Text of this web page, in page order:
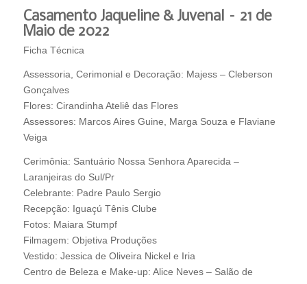
Casamento Jaqueline & Juvenal – 21 de
Maio de 2022
Ficha Técnica
Assessoria, Cerimonial e Decoração: Majess – Cleberson
Gonçalves
Flores: Cirandinha Ateliê das Flores
Assessores: Marcos Aires Guine, Marga Souza e Flaviane
Veiga
Cerimônia: Santuário Nossa Senhora Aparecida –
Laranjeiras do Sul/Pr
Celebrante: Padre Paulo Sergio
Recepção: Iguaçú Tênis Clube
Fotos: Maiara Stumpf
Filmagem: Objetiva Produções
Vestido: Jessica de Oliveira Nickel e Iria
Centro de Beleza e Make-up: Alice Neves – Salão de